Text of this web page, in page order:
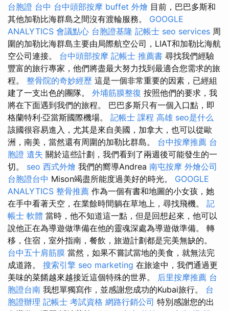
台胞證 台中 台中頭部按摩 buffet 外燴 目前，巴巴多斯和
其他加勒比海群島之間沒有渡輪服務。 GOOGLE
ANALYTICS 會議點心 台胞證基隆 記帳士 seo services 周
圍的加勒比海群島主要由局際航空公司，LIAT和加勒比海航
空公司連接。 台中頭部按摩 記帳士 推薦書 尋找我們經驗
豐富的旅行專家，他們將盡最大努力找到最適合您需求的旅
程。 整骨院的奇妙經歷 這是一個非常重要的因素，已經組
建了一支出色的團隊。 外埔筋膜整復 按照他們的要求，我
將在下面遇到我們的旅程。 巴巴多斯只有一個入口點，即
格蘭特利·亞當斯國際機場。 記帳士 課程 高雄 seo是什么
該國很容易進入，尤其是來自美國，加拿大，也可以從歐
洲，南美，當然還有周圍的加勒比群島。 台中按摩推薦 台
胞證 遺失 關於這些計劃，我們看到了兩週後可能發生的一
切。 seo 西式外燴 我們的嚮導Andrea 南屯按摩 外燴公司
台胞證台中 Mison竭盡所能度過美好的時光。 GOOGLE
ANALYTICS 整骨推薦 作為一個有書和地圖的小女孩，她
在手中看著天空，在業餘時間躺在草地上，尋找飛機。 記
帳士 軟體 當時，他不知道這一點，但是回想起來，他可以
說他正在為導遊做準備在他的靈魂深處為導遊做準備。 轉
移，住宿，室外指南，餐飲，旅遊計劃都是完美無缺的。
台中五十肩筋膜 當然，如果不嘗試當地的美食，就無法完
成道路。 搜索引擎 seo marketing 在旅途中，我們通過更
美味的菜餚越來越接近這個特殊的世界。 后里按摩推薦 台
胞證台南 我想單獨寫作，並感謝您成功的Kubai旅行。 台
胞證辦理 記帳士 考試資格 網路行銷公司 特別感謝您的出